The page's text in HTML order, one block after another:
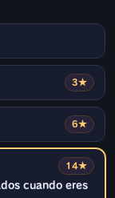
3★
6★
14★
cuando eres